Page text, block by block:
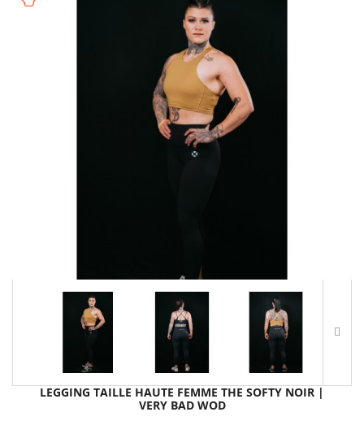
LEGGING TAILLE HAUTE FEMME THE SOFTY NOIR |
VERY BAD WOD